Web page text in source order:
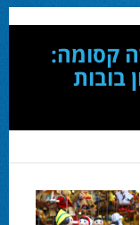
קסומה:
בובות